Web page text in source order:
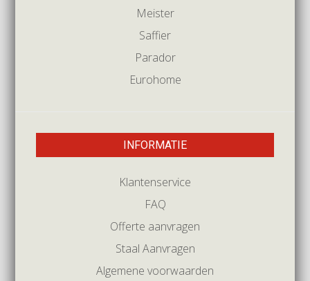
Meister
Saffier
Parador
Eurohome
INFORMATIE
Klantenservice
FAQ
Offerte aanvragen
Staal Aanvragen
Algemene voorwaarden